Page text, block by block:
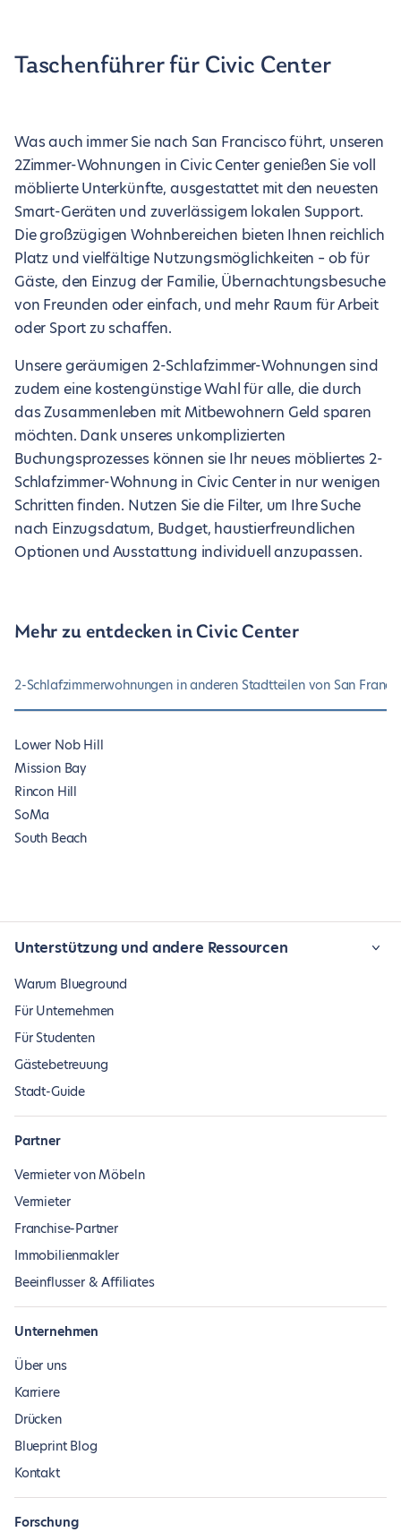
Taschenführer für Civic Center
Was auch immer Sie nach San Francisco führt, unseren
2Zimmer-Wohnungen in Civic Center genießen Sie voll
möblierte Unterkünfte, ausgestattet mit den neuesten
Smart-Geräten und zuverlässigem lokalen Support.
Die großzügigen Wohnbereichen bieten Ihnen reichlich
Platz und vielfältige Nutzungsmöglichkeiten – ob für
Gäste, den Einzug der Familie, Übernachtungsbesuche
von Freunden oder einfach, und mehr Raum für Arbeit
oder Sport zu schaffen.
Unsere geräumigen 2-Schlafzimmer-Wohnungen sind
zudem eine kostengünstige Wahl für alle, die durch
das Zusammenleben mit Mitbewohnern Geld sparen
möchten. Dank unseres unkomplizierten
Buchungsprozesses können sie Ihr neues möbliertes 2-
Schlafzimmer-Wohnung in Civic Center in nur wenigen
Schritten finden. Nutzen Sie die Filter, um Ihre Suche
nach Einzugsdatum, Budget, haustierfreundlichen
Optionen und Ausstattung individuell anzupassen.
Mehr zu entdecken in Civic Center
2-Schlafzimmerwohnungen in anderen Stadtteilen von San
Lower Nob Hill
Mission Bay
Rincon Hill
SoMa
South Beach
Unterstützung und andere Ressourcen
Warum Blueground
Für Unternehmen
Für Studenten
Gästebetreuung
Stadt-Guide
Partner
Vermieter von Möbeln
Vermieter
Franchise-Partner
Immobilienmakler
Beeinflusser & Affiliates
Unternehmen
Über uns
Karriere
Drücken
Blueprint Blog
Kontakt
Forschung